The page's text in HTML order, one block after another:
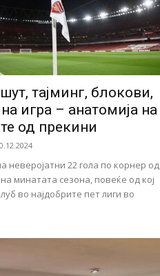
тајминг, блокови,
игра – анатомија на
од прекини
неверојатни 22 гола по корнер од
минатата сезона, повеќе од кој
во најдобрите пет лиги во